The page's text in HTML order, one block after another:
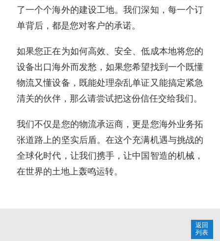
了一个个海外的建设工地。我们深知，每一个订
单背后，都是您对客户的承诺。
如果您正在为如何高效、安全、低成本地将您的
设备出口海外而发愁，如果您希望找到一个既懂
物流又懂设备，既能处理杂乱单证又能搞定紧急
清关的伙伴，那么请尝试把这份信任交给我们。
我们不仅是您的物流承运商，更是您海外业务拓
张道路上的坚实后盾。在这个充满机遇与挑战的
全球化时代，让我们携手，让中国智造的机械，
在世界的土地上轰鸣运转。
返回
列表